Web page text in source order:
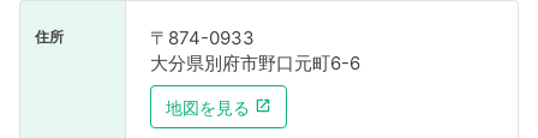
住所
〒874-0933
大分県別府市野口元町6-6
地図を見る